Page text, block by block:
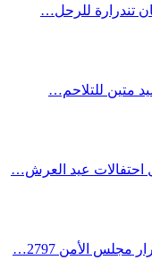
تندرارة للرحل…
متين للتلاحم…
احتفالات عيد العرش…
الأمن 2797…